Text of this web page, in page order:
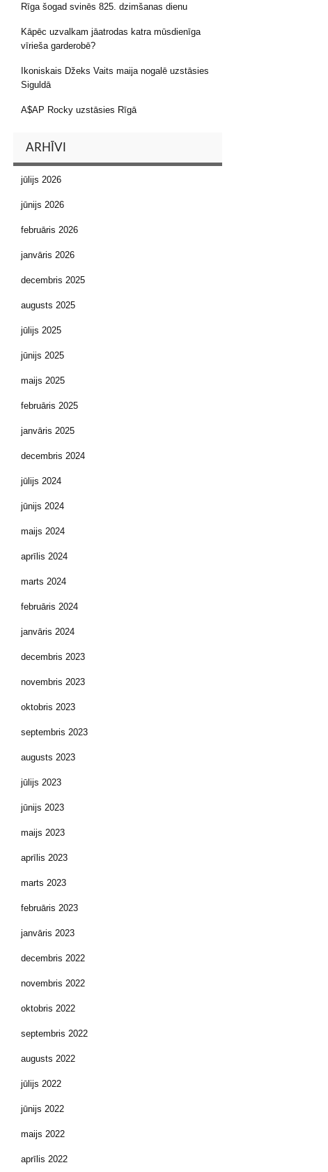
Rīga šogad svinēs 825. dzimšanas dienu
Kāpēc uzvalkam jāatrodas katra mūsdienīga
vīrieša garderobē?
Ikoniskais Džeks Vaits maija nogalē uzstāsies
Siguldā
A$AP Rocky uzstāsies Rīgā
ARHĪVI
jūlijs 2026
jūnijs 2026
februāris 2026
janvāris 2026
decembris 2025
augusts 2025
jūlijs 2025
jūnijs 2025
maijs 2025
februāris 2025
janvāris 2025
decembris 2024
jūlijs 2024
jūnijs 2024
maijs 2024
aprīlis 2024
marts 2024
februāris 2024
janvāris 2024
decembris 2023
novembris 2023
oktobris 2023
septembris 2023
augusts 2023
jūlijs 2023
jūnijs 2023
maijs 2023
aprīlis 2023
marts 2023
februāris 2023
janvāris 2023
decembris 2022
novembris 2022
oktobris 2022
septembris 2022
augusts 2022
jūlijs 2022
jūnijs 2022
maijs 2022
aprīlis 2022